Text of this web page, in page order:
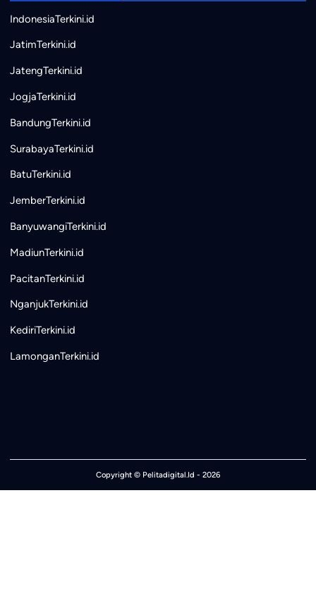
IndonesiaTerkini.id
JatimTerkini.id
JatengTerkini.id
JogjaTerkini.id
BandungTerkini.id
SurabayaTerkini.id
BatuTerkini.id
JemberTerkini.id
BanyuwangiTerkini.id
MadiunTerkini.id
PacitanTerkini.id
NganjukTerkini.id
KediriTerkini.id
LamonganTerkini.id
Copyright © Pelitadigital.Id - 2026